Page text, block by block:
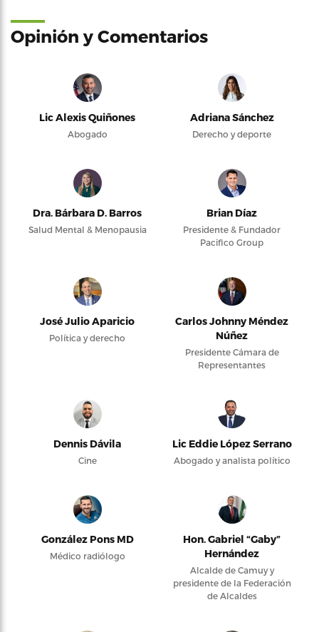
Opinión y Comentarios
Lic Alexis Quiñones
Abogado
Adriana Sánchez
Derecho y deporte
Dra. Bárbara D. Barros
Salud Mental & Menopausia
Brian Díaz
Presidente & Fundador
Pacifico Group
José Julio Aparicio
Política y derecho
Carlos Johnny Méndez
Núñez
Presidente Cámara de
Representantes
Dennis Dávila
Cine
Lic Eddie López Serrano
Abogado y analista político
González Pons MD
Médico radiólogo
Hon. Gabriel “Gaby”
Hernández
Alcalde de Camuy y
presidente de la Federación
de Alcaldes